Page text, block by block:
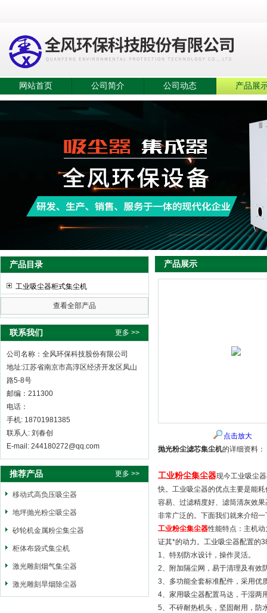
网站首页 公司简介 公司动态 产品展
产品目录
工业吸尘器柜式集尘机
查看全部产品
联系我们 更多 >>
公司名称：全风环保科技股份有限公司
地址:江苏省南京市高淳区经济开发区凤山
路5-8号
邮编：211300
电话：
手机: 18701981385
联系人: 刘春创
E-mail: 244180272@qq.com
推荐产品 更多 >>
移动式高负压吸尘器
地坪抛光粉尘吸尘器
砂轮机金属粉尘集尘器
柜体布袋式集尘机
激光雕刻烟气集尘器
激光雕刻旱烟除尘器
产品展示
点击放大
抛光粉尘滤芯集尘机的详细资料：
工业粉尘集尘器现今工业吸尘
快。工业吸尘器的优点主要是能
容易、过滤精度好、滤筒清灰效
非常广泛的。下面我们就来介绍
工业粉尘集尘器性能特点：主机
证其*的动力。工业吸尘器配置的
1、特别防水设计，操作灵活。
2、附加隔尘网，易于清理及有效
3、多功能全套标准配件，采用优
4、家用吸尘器配置马达，干湿两
5、不碎耐热机头，坚固耐用，防